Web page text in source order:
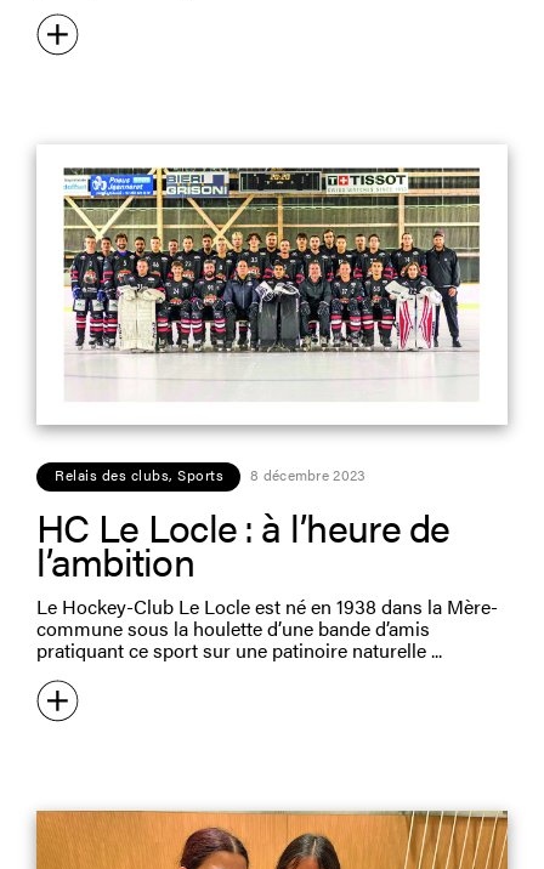
Relais des clubs, Sports 8 décembre 2023
HC Le Locle : à l’heure de
l’ambition
Le Hockey-Club Le Locle est né en 1938 dans la Mère-
commune sous la houlette d’une bande d’amis
pratiquant ce sport sur une patinoire naturelle